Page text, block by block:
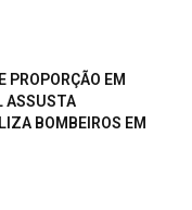
PROPORÇÃO EM
ASSUSTA
BOMBEIROS EM